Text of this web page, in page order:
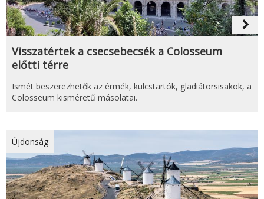
navigate_next
Visszatértek a csecsebecsék a Colosseum
előtti térre
Ismét beszerezhetők az érmék, kulcstartók, gladiátorsisakok, a
Colosseum kisméretű másolatai.
Újdonság